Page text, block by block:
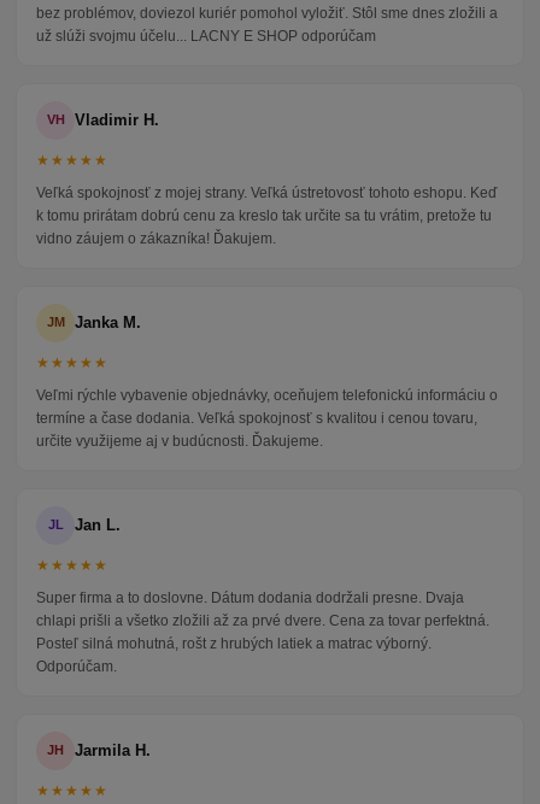
bez problémov, doviezol kuriér pomohol vyložiť. Stôl sme dnes zložili a
už slúži svojmu účelu... LACNY E SHOP odporúčam
VH Vladimir H.
★★★★★
Veľká spokojnosť z mojej strany. Veľká ústretovosť tohoto eshopu. Keď
k tomu prirátam dobrú cenu za kreslo tak určite sa tu vrátim, pretože tu
vidno záujem o zákazníka! Ďakujem.
JM Janka M.
★★★★★
Veľmi rýchle vybavenie objednávky, oceňujem telefonickú informáciu o
termíne a čase dodania. Veľká spokojnosť s kvalitou i cenou tovaru,
určite využijeme aj v budúcnosti. Ďakujeme.
JL Jan L.
★★★★★
Super firma a to doslovne. Dátum dodania dodržali presne. Dvaja
chlapi prišli a všetko zložili až za prvé dvere. Cena za tovar perfektná.
Posteľ silná mohutná, rošt z hrubých latiek a matrac výborný.
Odporúčam.
JH Jarmila H.
★★★★★